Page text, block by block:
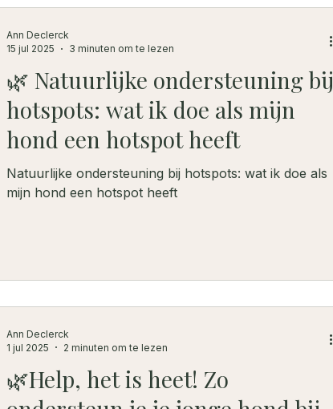
🌿 Natuurlijke ondersteuning bij
hotspots: wat ik doe als mijn
hond een hotspot heeft
Natuurlijke ondersteuning bij hotspots: wat ik doe als
mijn hond een hotspot heeft
Ann Declerck
15 jul 2025
3 minuten om te lezen
🌿Help, het is heet! Zo
Ann Declerck
1 jul 2025
2 minuten om te lezen